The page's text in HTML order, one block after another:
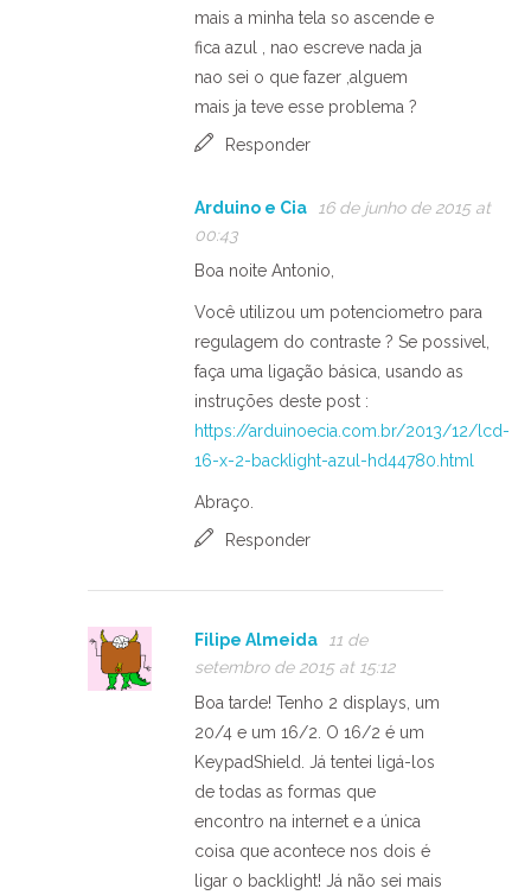
mais a minha tela so ascende e
fica azul , nao escreve nada ja
nao sei o que fazer ,alguem
mais ja teve esse problema ?
Responder
Arduino e Cia
16 de junho de 2015 at
00:43
Boa noite Antonio,
Você utilizou um potenciometro para
regulagem do contraste ? Se possivel,
faça uma ligação básica, usando as
instruções deste post :
https://arduinoecia.com.br/2013/12/lcd-
16-x-2-backlight-azul-hd44780.html
Abraço.
Responder
Filipe Almeida
11 de
setembro de 2015 at 15:12
Boa tarde! Tenho 2 displays, um
20/4 e um 16/2. O 16/2 é um
KeypadShield. Já tentei ligá-los
de todas as formas que
encontro na internet e a única
coisa que acontece nos dois é
ligar o backlight! Já não sei mais